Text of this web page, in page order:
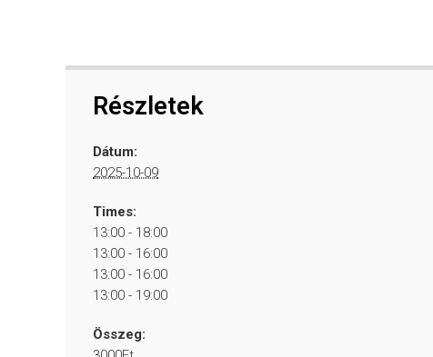
Részletek
Dátum:
2025-10-09
Times:
13:00 - 18:00
13:00 - 16:00
13:00 - 16:00
13:00 - 19:00
Összeg: